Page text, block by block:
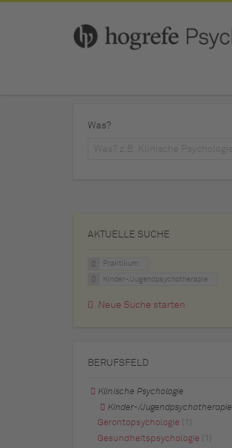
Was?
AKTUELLE SUCHE
Praktikum
Kinder-/Jugendpsychotherapie
Neue Suche starten
BERUFSFELD
Klinische Psychologie
Kinder-/Jugendpsychotherapie
Gerontopsychologie
(1)
Gesundheitspsychologie (1)